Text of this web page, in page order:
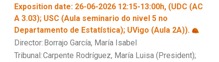
Exposition date: 26-06-2026 12:15-13:00h, (UDC (AC
A 3.03); USC (Aula seminario do nivel 5 no
Departamento de Estatística); UVigo (Aula 2A)).
Director: Borrajo García, María Isabel
Tribunal:Carpente Rodríguez, María Luisa (President);